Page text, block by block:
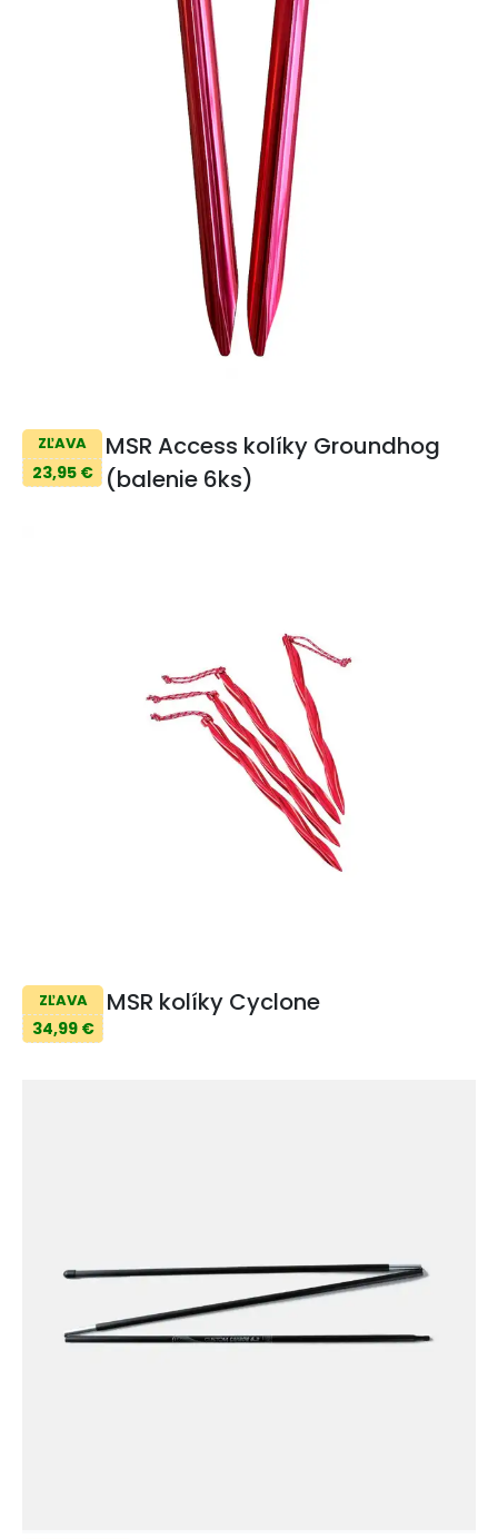
ZĽAVA
23,95 €
MSR Access kolíky Groundhog
(balenie 6ks)
ZĽAVA
34,99 €
MSR kolíky Cyclone